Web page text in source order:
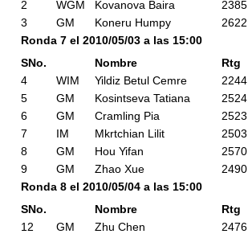
2
WGM Kovanova Baira 2385
3
GM Koneru Humpy 2622
Ronda 7 el 2010/05/03 a las 15:00
SNo.
Nombre Rtg
4
WIM Yildiz Betul Cemre 2244
5
GM Kosintseva Tatiana 2524
6
GM Cramling Pia 2523
7
IM Mkrtchian Lilit 2503
8
GM Hou Yifan 2570
9
GM Zhao Xue 2490
Ronda 8 el 2010/05/04 a las 15:00
SNo.
Nombre Rtg
12
GM Zhu Chen 2476